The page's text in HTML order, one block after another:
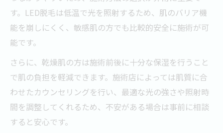
す。LED脱毛は低温で光を照射するため、肌のバリア機
能を崩しにくく、敏感肌の方でも比較的安全に施術が可
能です。
さらに、乾燥肌の方は施術前後に十分な保湿を行うこと
で肌の負担を軽減できます。施術店によっては肌質に合
わせたカウンセリングを行い、最適な光の強さや照射時
間を調整してくれるため、不安がある場合は事前に相談
すると安心です。